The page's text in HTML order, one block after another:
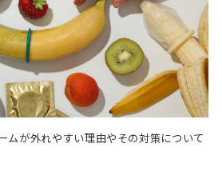
ムが外れやすい理由やその対策について